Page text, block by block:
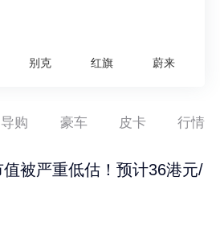
别克 红旗 蔚来
导购 豪车 皮卡 行情
被严重低估！预计36港元/